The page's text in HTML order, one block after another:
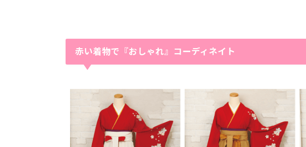
赤い着物で『おしゃれ』コーディネイト